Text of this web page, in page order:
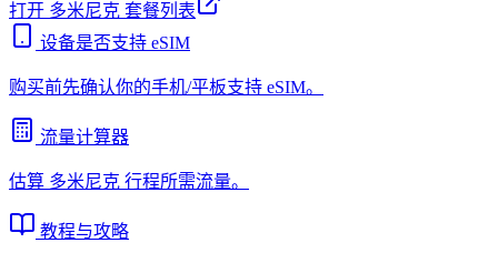
打开 多米尼克 套餐列表
设备是否支持 eSIM
购买前先确认你的手机/平板支持 eSIM。
流量计算器
估算 多米尼克 行程所需流量。
教程与攻略